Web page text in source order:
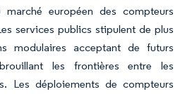
européen des compteurs
services publics stipulent de plus
modulaires acceptant de futurs
les frontières entre les
Les déploiements de compteurs